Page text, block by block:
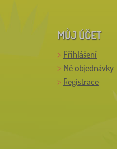
MŮJ ÚČET
Přihlášení
Mé objednávky
Registrace